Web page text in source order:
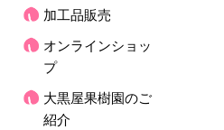
加工品販売
オンラインショッ
プ
大黒屋果樹園のご
紹介